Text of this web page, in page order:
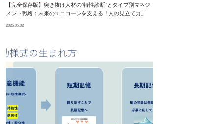
【完全保存版】突き抜け人材の“特性診断”とタイプ別マネジ
メント戦略：未来のユニコーンを支える「人の見立て力」
2025.05.02